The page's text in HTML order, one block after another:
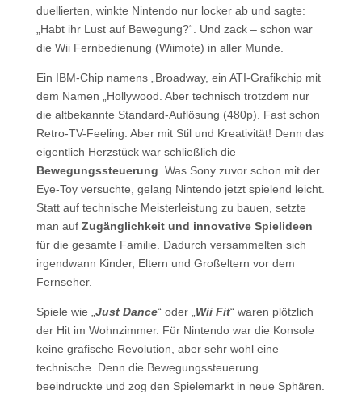
duellierten, winkte Nintendo nur locker ab und sagte:
„Habt ihr Lust auf Bewegung?“. Und zack – schon war
die Wii Fernbedienung (Wiimote) in aller Munde.
Ein IBM-Chip namens „Broadway, ein ATI-Grafikchip mit
dem Namen „Hollywood. Aber technisch trotzdem nur
die altbekannte Standard-Auflösung (480p). Fast schon
Retro-TV-Feeling. Aber mit Stil und Kreativität! Denn das
eigentlich Herzstück war schließlich die
Bewegungssteuerung . Was Sony zuvor schon mit der
Eye-Toy versuchte, gelang Nintendo jetzt spielend leicht.
Statt auf technische Meisterleistung zu bauen, setzte
man auf Zugänglichkeit und innovative Spielideen
für die gesamte Familie. Dadurch versammelten sich
irgendwann Kinder, Eltern und Großeltern vor dem
Fernseher.
Spiele wie „ Just Dance“ oder „ Wii Fit“ waren plötzlich
der Hit im Wohnzimmer. Für Nintendo war die Konsole
keine grafische Revolution, aber sehr wohl eine
technische. Denn die Bewegungssteuerung
beeindruckte und zog den Spielemarkt in neue Sphären.